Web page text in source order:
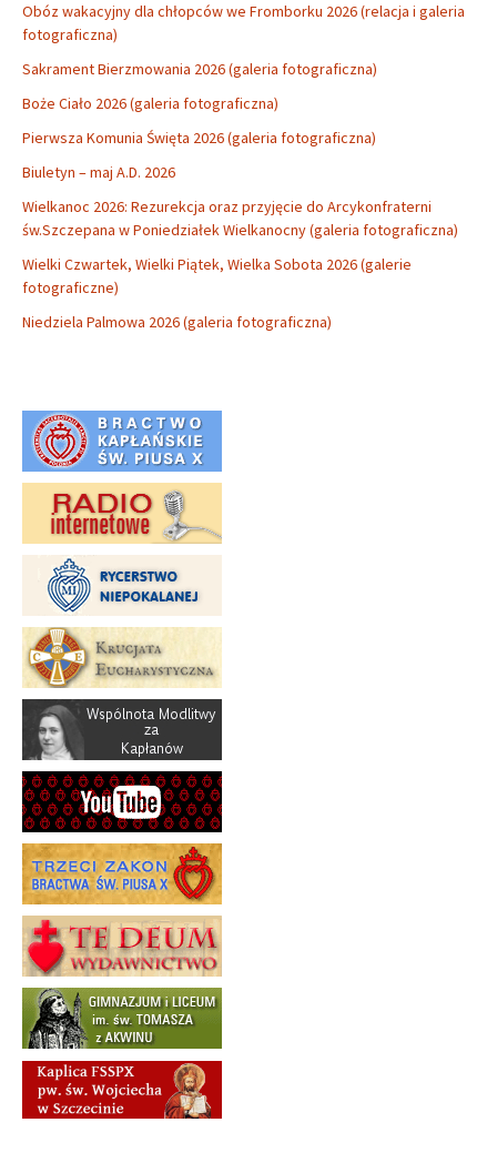
Obóz wakacyjny dla chłopców we Fromborku 2026 (relacja i galeria
fotograficzna)
Sakrament Bierzmowania 2026 (galeria fotograficzna)
Boże Ciało 2026 (galeria fotograficzna)
Pierwsza Komunia Święta 2026 (galeria fotograficzna)
Biuletyn – maj A.D. 2026
Wielkanoc 2026: Rezurekcja oraz przyjęcie do Arcykonfraterni
św.Szczepana w Poniedziałek Wielkanocny (galeria fotograficzna)
Wielki Czwartek, Wielki Piątek, Wielka Sobota 2026 (galerie
fotograficzne)
Niedziela Palmowa 2026 (galeria fotograficzna)